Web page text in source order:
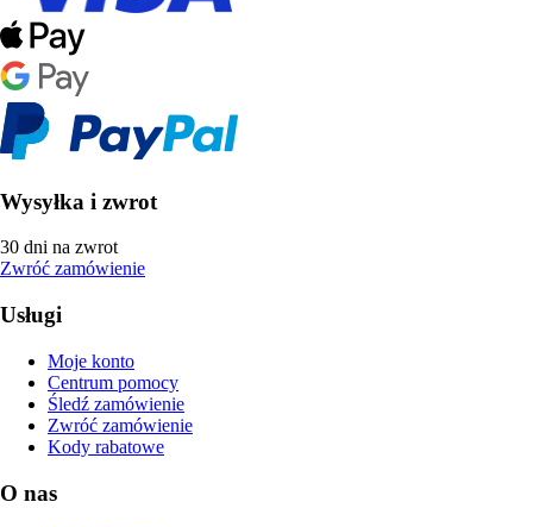
Wysyłka i zwrot
30 dni na zwrot
Zwróć zamówienie
Usługi
Moje konto
Centrum pomocy
Śledź zamówienie
Zwróć zamówienie
Kody rabatowe
O nas